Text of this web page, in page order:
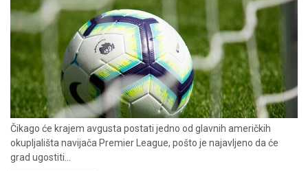
Čikago će krajem avgusta postati jedno od glavnih američkih
okupljališta navijača Premier League, pošto je najavljeno da će
grad ugostiti...